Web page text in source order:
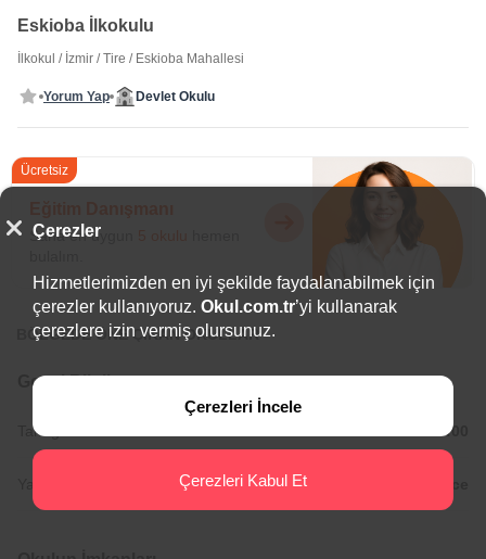
Eskioba İlkokulu
İlkokul / İzmir /Tire / Eskioba Mahallesi
Yorum Yap Devlet Okulu
Ücretsiz
Sana en uygun
BÖLGEDE ÖNE ÇIKAN OKULLAR
Genel Bilgiler
Tam gün Okul Saatleri: 08:30/15:00
Çerezler
Hizmetlerimizden en iyi şekilde faydalanabilmek için
çerezler kullanıyoruz. Okul.com.tr’yi kullanarak
çerezlere izin vermiş olursunuz.
Çerezleri İncele
Çerezleri Kabul Et